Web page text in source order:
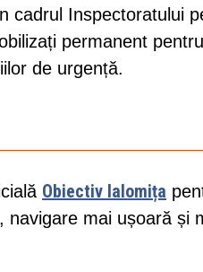
cadrul Inspectoratului
permanent
de urgență.
Obiectiv Ialomița
, navigare mai ușoară și